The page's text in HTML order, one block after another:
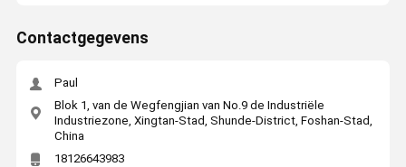
Contactgegevens
Paul
Blok 1, van de Wegfengjian van No.9 de Industriële
Industriezone, Xingtan-Stad, Shunde-District, Foshan-Stad,
China
18126643983